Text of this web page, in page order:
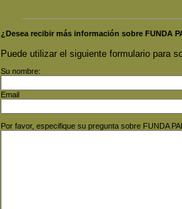
¿Desea recibir más información sobre FUNDA
Puede utilizar el siguiente formulario para
Su nombre:
Email
Por favor, especifique su pregunta sobre FUNDA